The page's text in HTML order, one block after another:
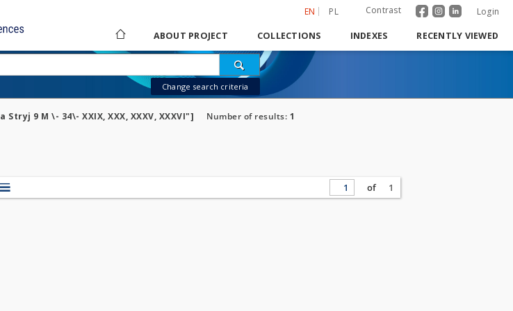
EN PL Contrast Login
ABOUT PROJECT COLLECTIONS INDEXES RECENTLY VIEWED
Change search criteria
9 M \- 34\- XXIX, XXX, XXXV, XXXVI"] Number of results: 1
of 1